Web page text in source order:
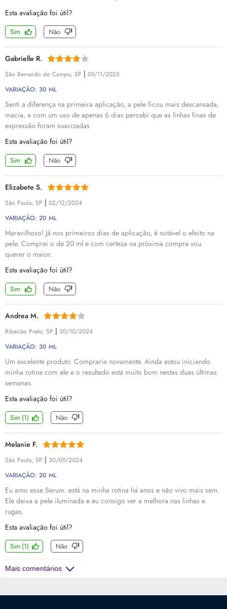
Esta avaliação foi útil?
Sim Não
Gabrielle R.
São Bernardo do Campo, SP | 09/11/2025
VARIAÇÃO: 30 ML
Senti a diferença na primeira aplicação, a pele ficou mais descansada,
macia, e com um uso de apenas 6 dias percebi que as linhas finas de
expressão foram suavizadas
Esta avaliação foi útil?
Sim Não
Elizabete S.
São Paulo, SP | 02/12/2024
VARIAÇÃO: 20 ML
Maravilhoso! Já nos primeiros dias de aplicação, é notável o efeito na
pele. Comprei o de 20 ml e com certeza na próxima compra vou
querer o maior.
Esta avaliação foi útil?
Sim Não
Andrea M.
Ribeirão Preto, SP | 30/10/2024
VARIAÇÃO: 30 ML
Um excelente produto. Compraria novamente. Ainda estou iniciando
minha rotina com ele e o resultado está muito bom nestas duas últimas
semanas.
Esta avaliação foi útil?
Sim (1) Não
Melanie F.
São Paulo, SP | 30/09/2024
VARIAÇÃO: 20 ML
Eu amo esse Serum. está na minha rotina há anos e não vivo mais sem.
Ele deixa a pele iluminada e eu consigo ver a melhora nas linhas e
rugas.
Esta avaliação foi útil?
Sim (1) Não
Mais comentários